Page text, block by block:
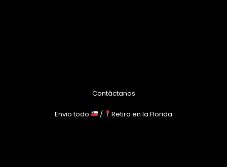
Contáctanos
Envio todo / Retira en la Florida